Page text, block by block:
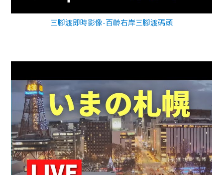
三腳渡即時影像-百齡右岸三腳渡碼頭